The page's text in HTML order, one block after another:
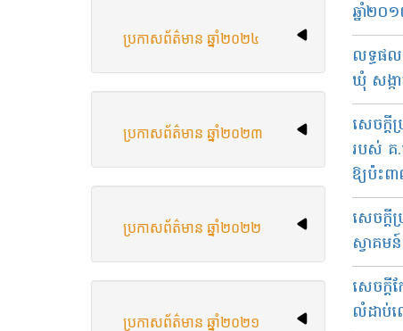
ប្រកាសព័ត៌មាន ឆ្នាំ២០២៤
ប្រកាសព័ត៌មាន ឆ្នាំ២០២៣
ប្រកាសព័ត៌មាន ឆ្នាំ២០២២
ប្រកាសព័ត៌មាន ឆ្នាំ២០២១
ឆ្នាំ​២០
លទ្ធផល​​
ឃុំ​ សង្ក
សេច​ក្ដី​
របស់ គ
ឱ្យ​ប៉ះព
សេច​ក្ដី​
ស្វាគម
សេច​ក្តី​
លំដាប់​